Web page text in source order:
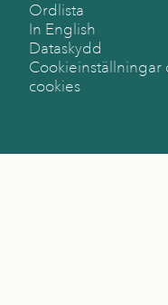
Ordlista
In English
Dataskydd
cookies